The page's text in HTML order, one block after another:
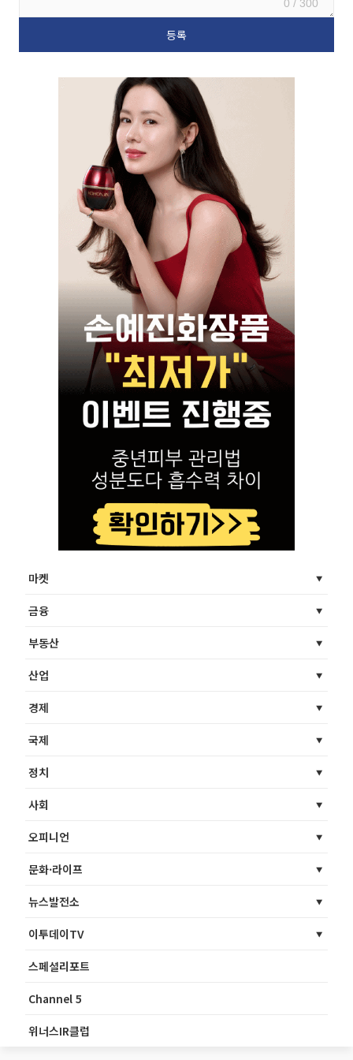
0 / 300
마켓
금융
부동산
산업
경제
국제
정치
사회
오피니언
문화·라이프
뉴스발전소
이투데이TV
스페셜리포트
Channel 5
위너스IR클럽